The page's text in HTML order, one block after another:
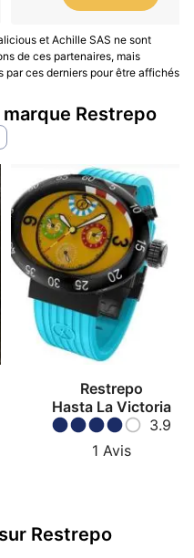
et Achille SAS ne sont
de ces partenaires, mais
par ces derniers pour être affichés
Restrepo
Restrepo
Hasta La Victoria
3.9
1 Avis
Restrepo